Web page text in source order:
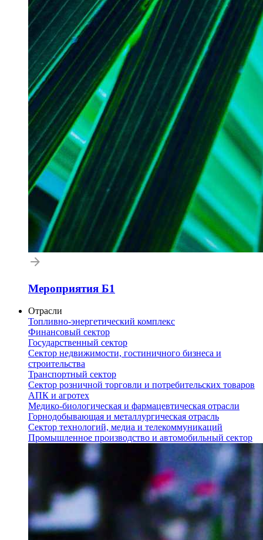
Мероприятия Б1
Отрасли
Топливно-энергетический комплекс
Финансовый сектор
Государственный сектор
Сектор недвижимости, гостиничного бизнеса и
строительства
Транспортный сектор
Сектор розничной торговли и потребительских товаров
АПК и агротех
Медико-биологическая и фармацевтическая отрасли
Горнодобывающая и металлургическая отрасль
Сектор технологий, медиа и телекоммуникаций
Промышленное производство и автомобильный сектор